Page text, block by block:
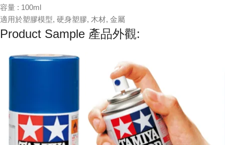
容量 : 100ml
適用於塑膠模型, 硬身塑膠, 木材, 金屬
Product Sample 產品外觀: